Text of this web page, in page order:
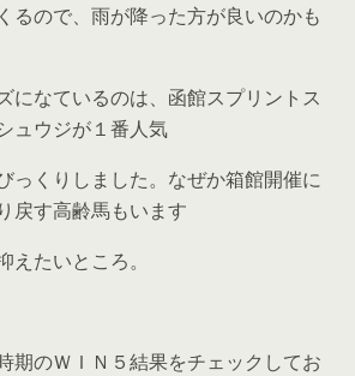
るので、雨が降った方が良いのかも
になているのは、函館スプリントス
ュウジが１番人気
っくりしました。なぜか箱館開催に
戻す高齢馬もいます
たいところ。
期のＷＩＮ５結果をチェックしてお